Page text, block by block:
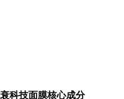
科技面膜核心成分